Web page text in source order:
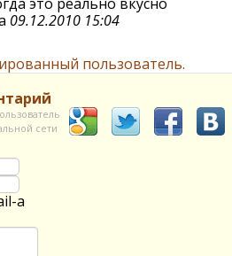
09.12.2010 15:04
пользователь.
сети
а